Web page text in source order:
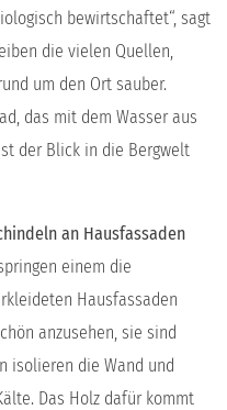
bewirtschaftet“, sagt
die vielen Quellen,
um den Ort sauber.
das mit dem Wasser aus
der Blick in die Bergwelt
an Hausfassaden
einem die
Hausfassaden
anzusehen, sie sind
isolieren die Wand und
Das Holz dafür kommt